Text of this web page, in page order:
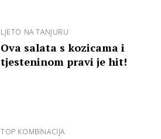
LJETO NA TANJURU
Ova salata s kozicama i
tjesteninom pravi je hit!
TOP KOMBINACIJA